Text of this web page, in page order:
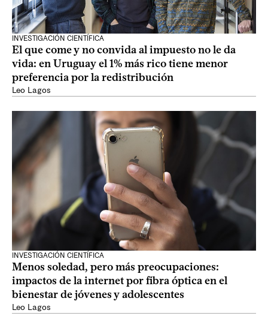
INVESTIGACIÓN CIENTÍFICA
El que come y no convida al impuesto no le da
vida: en Uruguay el 1% más rico tiene menor
preferencia por la redistribución
Leo Lagos
INVESTIGACIÓN CIENTÍFICA
Menos soledad, pero más preocupaciones:
impactos de la internet por fibra óptica en el
bienestar de jóvenes y adolescentes
Leo Lagos